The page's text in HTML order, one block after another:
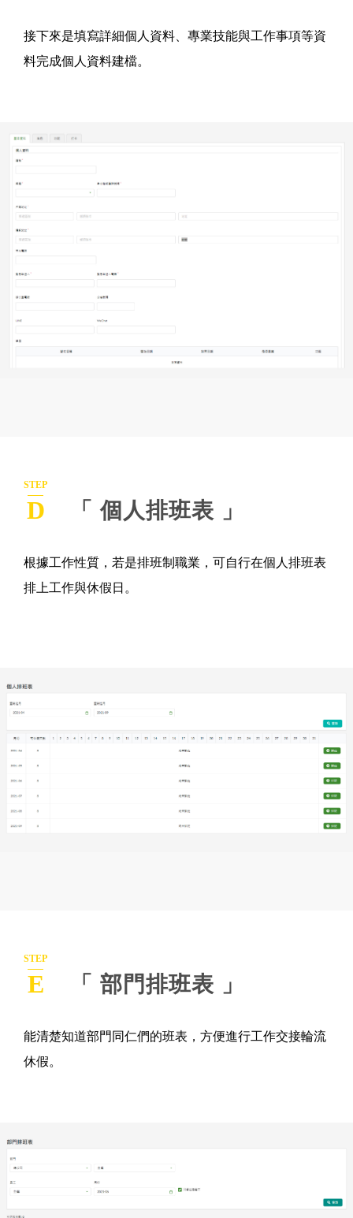
接下來是填寫詳細個人資料、專業技能與工作事項等資
料完成個人資料建檔。
STEP
D 「 個人排班表 」
根據工作性質，若是排班制職業，可自行在個人排班表
排上工作與休假日。
STEP
E 「 部門排班表 」
能清楚知道部門同仁們的班表，方便進行工作交接輪流
休假。